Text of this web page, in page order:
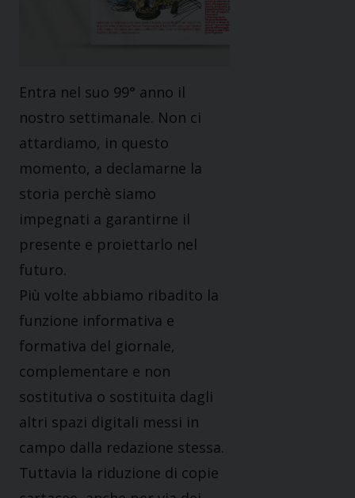
Entra nel suo 99° anno il
nostro settimanale. Non ci
attardiamo, in questo
momento, a declamarne la
storia perchè siamo
impegnati a garantirne il
presente e proiettarlo nel
futuro.
Più volte abbiamo ribadito la
funzione informativa e
formativa del giornale,
complementare e non
sostitutiva o sostituita dagli
altri spazi digitali messi in
campo dalla redazione stessa.
Tuttavia la riduzione di copie